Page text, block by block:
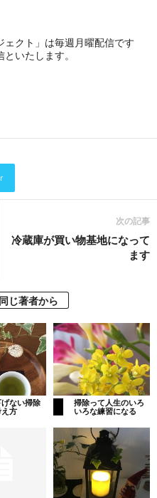
ェクト」は毎週月曜配信です
いたします。
次の記事
冷蔵庫が買い物基地になって
ます
同じ著者から
ない掃除
え方
掃除って人生のいろ
いろな練習になる